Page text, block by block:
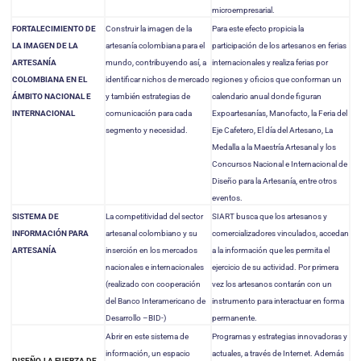
microempresarial.
FORTALECIMIENTO DE
LA IMAGEN DE LA
ARTESANÍA
COLOMBIANA EN EL
ÁMBITO NACIONAL E
INTERNACIONAL
Construir la imagen de la
artesanía colombiana para el
mundo, contribuyendo así, a
identificar nichos de mercado
y también estrategias de
comunicación para cada
segmento y necesidad.
Para este efecto propicia la
participación de los artesanos en ferias
internacionales y realiza ferias por
regiones y oficios que conforman un
calendario anual donde figuran
Expoartesanías, Manofacto, la Feria del
Eje Cafetero, El día del Artesano, La
Medalla a la Maestría Artesanal y los
Concursos Nacional e Internacional de
Diseño para la Artesanía, entre otros
eventos.
SISTEMA DE
INFORMACIÓN PARA
ARTESANÍA
La competitividad del sector
artesanal colombiano y su
inserción en los mercados
nacionales e internacionales
(realizado con cooperación
del Banco Interamericano de
Desarrollo –BID-)
SIART busca que los artesanos y
comercializadores vinculados, accedan
a la información que les permita el
ejercicio de su actividad. Por primera
vez los artesanos contarán con un
instrumento para interactuar en forma
permanente.
Abrir en este sistema de
información, un espacio
Programas y estrategias innovadoras y
actuales, a través de Internet. Además